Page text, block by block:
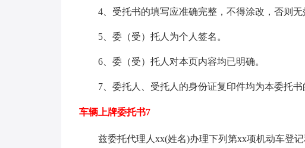
4、受托书的填写应准确完整，不得涂改，否则无
5、委（受）托人为个人签名。
6、委（受）托人对本页内容均已明确。
7、委托人、受托人的身份证复印件均为本委托书
车辆上牌委托书7
兹委托代理人xx(姓名)办理下列第xx项机动车登